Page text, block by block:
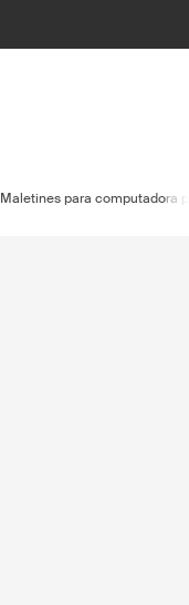
Maletines para computadora